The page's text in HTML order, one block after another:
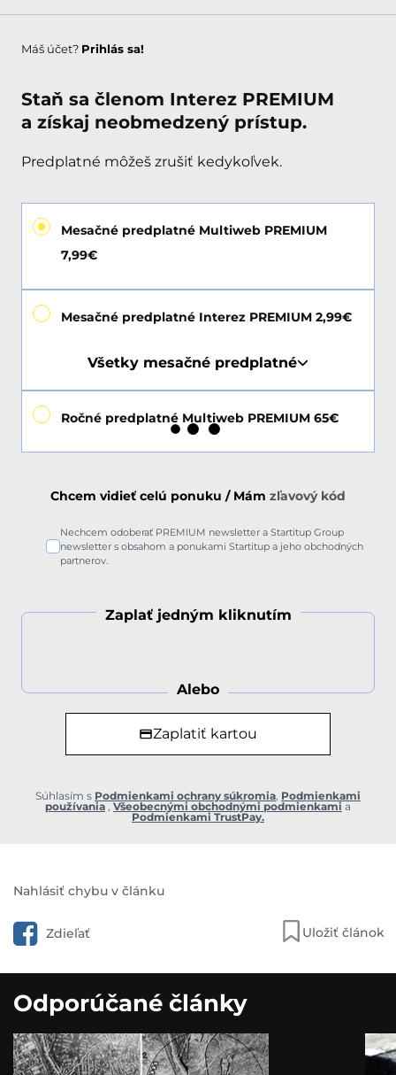
Máš účet? Prihlás sa!
Staň sa členom Interez PREMIUM
a získaj neobmedzený prístup.
Predplatné môžeš zrušiť kedykoľvek.
Mesačné predplatné Multiweb PREMIUM
7,99€
Mesačné predplatné Interez PREMIUM 2,99€
Všetky mesačné predplatné
Ročné predplatné Multiweb PREMIUM 65€
Chcem vidieť celú ponuku / Mám zľavový kód
Nechcem odoberať PREMIUM newsletter a Startitup Group
newsletter s obsahom a ponukami Startitup a jeho obchodných
partnerov.
Zaplať jedným kliknutím
Alebo
Zaplatiť kartou
Súhlasím s Podmienkami ochrany súkromia Podmienkami
používania,Všeobecnými obchodnými podmienkamia
Podmienkami TrustPay.
Nahlásiť chybu v článku
Zdieľať Uložiť článok
Odporúčané články